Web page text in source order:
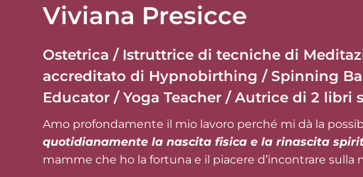
Viviana Presicce
Ostetrica / Istruttrice di tecniche di
accreditato di Hypnobirthing / Spinning
Educator / Yoga Teacher / Autrice di 2 libri
Amo profondamente il mio lavoro perché mi dà la
quotidianamente la nascita fisica e la rinascita
mamme che ho la fortuna e il piacere d’incontrare sulla